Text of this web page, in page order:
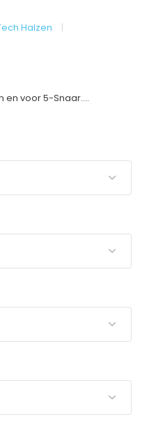
Halzen
en voor 5-Snaar....